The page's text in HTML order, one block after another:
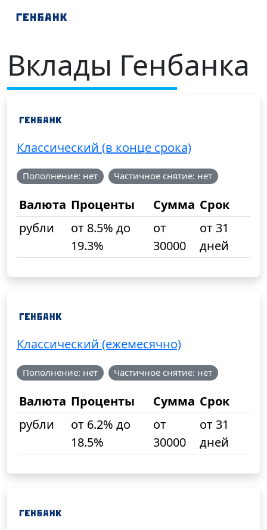
Вклады Генбанка
Классический (в конце срока)
Пополнение: нет Частичное снятие: нет
Валюта Проценты Сумма Срок
рубли
от 8.5% до
19.3%
от
30000
от 31
дней
Классический (ежемесячно)
Пополнение: нет Частичное снятие: нет
Валюта Проценты Сумма Срок
рубли
от 6.2% до
18.5%
от
30000
от 31
дней